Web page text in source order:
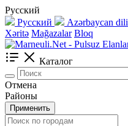
Русский
Русский
Azərbaycan dili
Xəritə Mağazalar Bloq
Каталог
Отмена
Районы
Применить